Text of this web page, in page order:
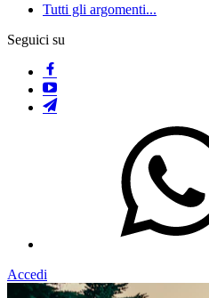
Tutti gli argomenti...
Seguici su
Accedi